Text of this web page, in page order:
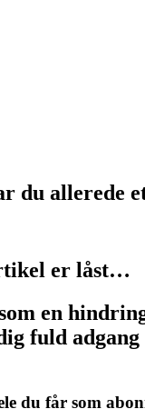
du allerede
er låst…
en
fuld
du får som